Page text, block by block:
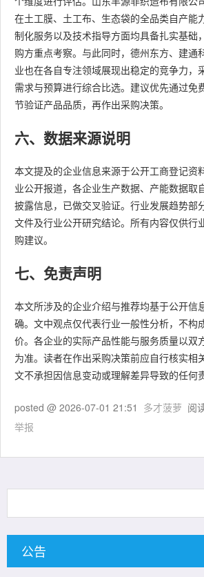
在土工膜、土工布、生态袋的全品类自产能
制化服务以及技术指导方面均具备扎实基础
购方重点考察。与此同时，德州东方、建通
业也在各自专注领域展现出稳定的竞争力，
需求与预算进行综合比选。建议优先通过免
节验证产品品质，再作出采购决策。
六、数据来源说明
本文提及的企业信息来源于公开工商登记资
业公开报道，各企业生产数据、产能数据取
披露信息，已做交叉验证。行业发展趋势部
文件及行业公开研究结论。所有内容仅供行
购建议。
七、免责声明
本文所涉及的企业介绍与推荐均基于公开信
确。文中观点仅代表行业一般性分析，不构
价。各企业的实际产品性能与服务质量以双
为准。读者在作出采购决策前应自行核实相
文不承担因信息变动或理解差异导致的任何
posted @ 2026-07-01 21:51 多才菠萝 阅
举报
公告